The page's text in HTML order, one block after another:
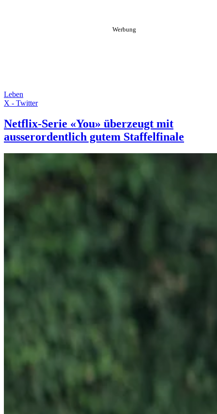
Leben
X - Twitter
Netflix-Serie «You» überzeugt mit
ausserordentlich gutem Staffelfinale